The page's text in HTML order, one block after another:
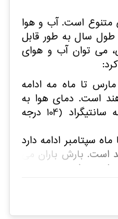
از سمت شمال با
از سمت شمال شرقی با
است و با خلیج
آبی دارد.
متنوع است. آب و هوا
طول سال به طور قابل
می توان آب و هوای
تا ماه مه ادامه
است. دمای هوا به
طور منظم به بیش از 40 درجه سانتیگراد (104 درجه
سپتامبر ادامه دارد
بارش باران می
می شود.
دمای هوا به طور
معمول بین 10 تا 25 درجه سانتیگراد (50 تا 77 درجه